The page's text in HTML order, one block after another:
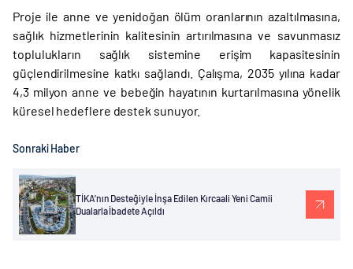
Proje ile anne ve yenidoğan ölüm oranlarının azaltılmasına,
sağlık hizmetlerinin kalitesinin artırılmasına ve savunmasız
toplulukların sağlık sistemine erişim kapasitesinin
güçlendirilmesine katkı sağlandı. Çalışma, 2035 yılına kadar
4,3 milyon anne ve bebeğin hayatının kurtarılmasına yönelik
küresel hedeflere destek sunuyor.
Sonraki Haber
TİKA’nın Desteğiyle İnşa Edilen Kırcaali Yeni Camii
Dualarla İbadete Açıldı